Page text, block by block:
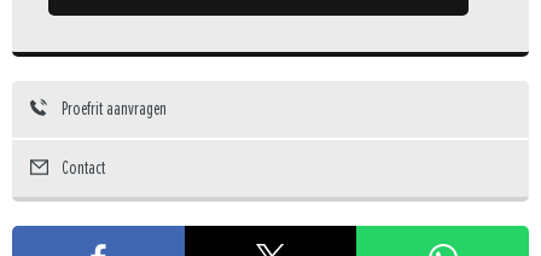
Proefrit aanvragen
Contact